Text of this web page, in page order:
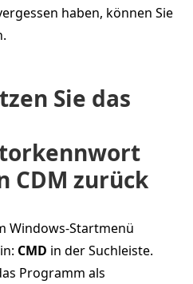
haben, können Sie
Sie das
CDM zurück
Windows-Startmenü
CMD in der Suchleiste.
Programm als